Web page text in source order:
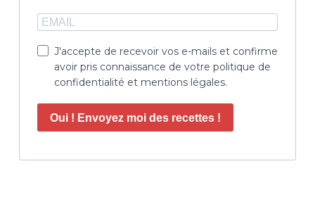
J'accepte de recevoir vos e-mails et confirme
avoir pris connaissance de votre politique de
confidentialité et mentions légales.
Oui ! Envoyez moi des recettes !